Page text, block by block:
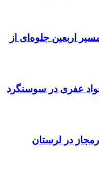
شهرداری تهران
چهارشنبه سی و
کشف حدود ۳۰۰ کیلوگرم موادمخدر و ۶ قبضه سلاح